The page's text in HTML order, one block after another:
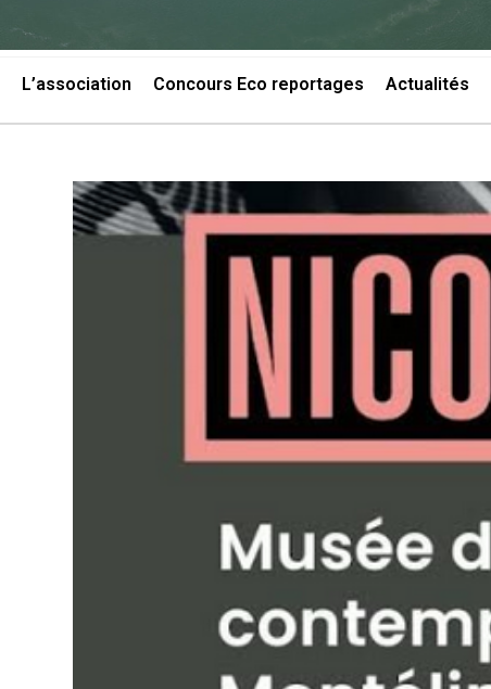
L’association Concours Eco reportages Actualités